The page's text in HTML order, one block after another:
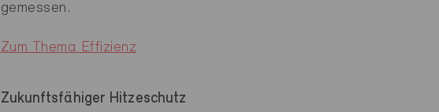
gemessen.
Zum Thema Effizienz
Zukunftsfähiger Hitzeschutz